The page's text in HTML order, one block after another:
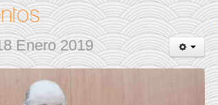
Enero 2019